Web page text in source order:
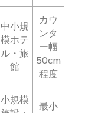
中小規
模ホテ
ル・旅
館
カウ
ンタ
ー幅
50cm
程度
小規模
最小